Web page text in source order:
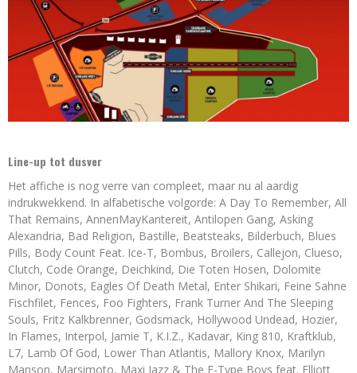
Line-up tot dusver
Het affiche is nog verre van compleet, maar nu al aardig
indrukwekkend. In alfabetische volgorde: A Day To Remember, All
That Remains, AnnenMayKantereit, Antilopen Gang, Asking
Alexandria, Bad Religion, Bastille, Beatsteaks, Bilderbuch, Blues
Pills, Body Count Feat. Ice-T, Bombus, Broilers, Callejon, Clueso,
Clutch, Code Orange, Deichkind, Die Toten Hosen, Dolomite
Minor, Donots, Eagles Of Death Metal, Enter Shikari, Feine Sahne
Fischfilet, Fences, Foo Fighters, Frank Turner And The Sleeping
Souls, Fritz Kalkbrenner, Godsmack, Hollywood Undead, Hozier,
In Flames, Interpol, Jamie T, K.I.Z., Kadavar, King 810, Kraftklub,
L7, Lamb Of God, Lower Than Atlantis, Mallory Knox, Marilyn
Manson, Marsimoto, Maxi Jazz & The E-Type Boys feat. Elliott